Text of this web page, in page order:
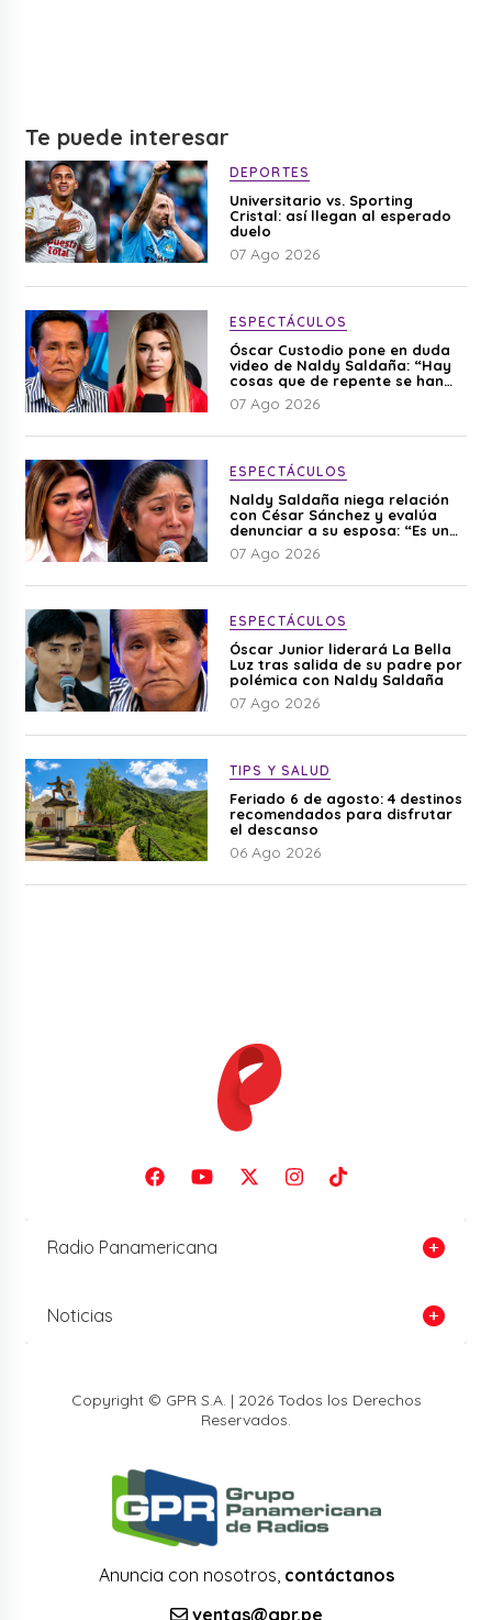
Te puede interesar
DEPORTES
Universitario vs. Sporting
Cristal: así llegan al esperado
duelo
07 Ago 2026
ESPECTÁCULOS
Óscar Custodio pone en duda
video de Naldy Saldaña: “Hay
cosas que de repente se han
editado”
07 Ago 2026
ESPECTÁCULOS
Naldy Saldaña niega relación
con César Sánchez y evalúa
denunciar a su esposa: “Es una
difamación”
07 Ago 2026
ESPECTÁCULOS
Óscar Junior liderará La Bella
Luz tras salida de su padre por
polémica con Naldy Saldaña
07 Ago 2026
TIPS Y SALUD
Feriado 6 de agosto: 4 destinos
recomendados para disfrutar
el descanso
06 Ago 2026
Radio Panamericana
Noticias
Copyright © GPR S.A. | 2026 Todos los Derechos
Reservados.
Anuncia con nosotros, contáctanos
ventas@gpr.pe